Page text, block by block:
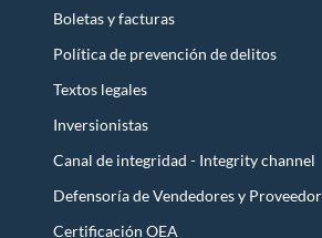
Boletas y facturas
Política de prevención de delitos
Textos legales
Inversionistas
Canal de integridad - Integrity channel
Defensoría de Vendedores y
Certificación OEA